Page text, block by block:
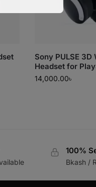
Sony PULSE
Headset for
14,000.00৳
100%
Bkash /